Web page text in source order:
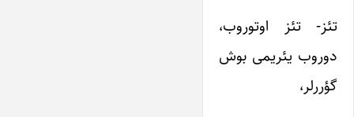
تئز- تئز اوتوروب،
دوروب یئریمی بوش
گؤررلر،